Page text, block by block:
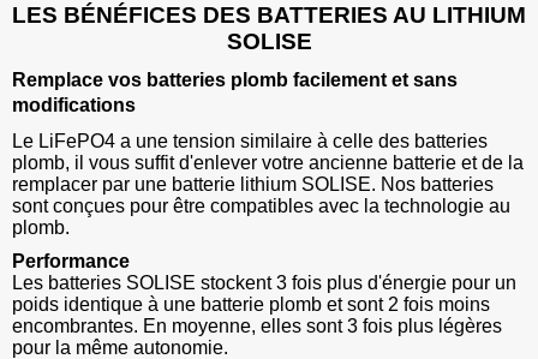
LES BÉNÉFICES DES BATTERIES AU LITHIUM
SOLISE
Remplace vos batteries plomb facilement et sans
modifications
Le LiFePO4 a une tension similaire à celle des batteries
plomb, il vous suffit d'enlever votre ancienne batterie et de la
remplacer par une batterie lithium SOLISE. Nos batteries
sont conçues pour être compatibles avec la technologie au
plomb.
Performance
Les batteries SOLISE stockent 3 fois plus d'énergie pour un
poids identique à une batterie plomb et sont 2 fois moins
encombrantes. En moyenne, elles sont 3 fois plus légères
pour la même autonomie.